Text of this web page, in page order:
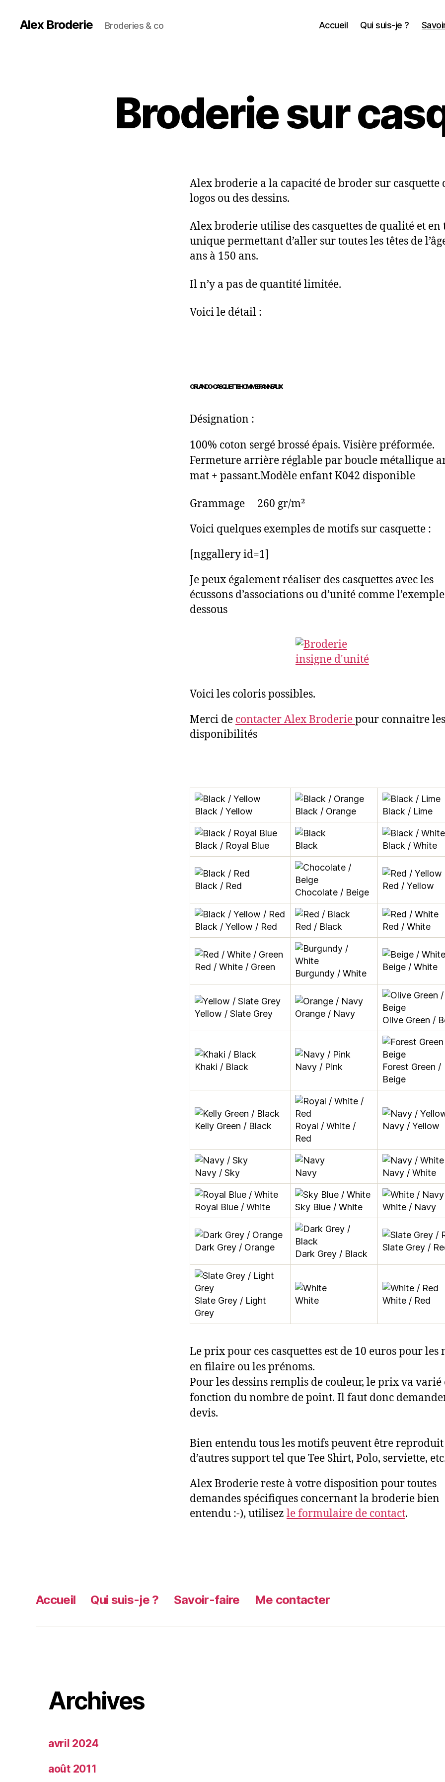
Alex Broderie Broderies & co Accueil Qui suis-je ?
Broderie sur
Alex broderie a la capacité de broder sur casquette
logos ou des dessins.
Alex broderie utilise des casquettes de qualité et
unique permettant d’aller sur toutes les têtes de
ans à 150 ans.
Il n’y a pas de quantité limitée.
Voici le détail :
ORLANDO – CASQUETTE HOMME 6 PANNEAUX
Désignation :
100% coton sergé brossé épais. Visière préformée.
Fermeture arrière réglable par boucle métallique
mat + passant.Modèle enfant K042 disponible
Grammage 260 gr/m²
Voici quelques exemples de motifs sur casquette :
[nggallery id=1]
Je peux également réaliser des casquettes avec les
écussons d’associations ou d’unité comme
dessous
Voici les coloris possibles.
Merci de contacter Alex Broderiepour connaitre les
disponibilités
Black / Yellow Black / Orange Black / Lime
Black / Royal Blue Black Black / White
Black / Red
Chocolate / Beige
Red / Yellow
Black / Yellow / Red Red / Black Red / White
Red / White / Green
Burgundy / White
Beige / White
Yellow / Slate Grey Orange / Navy
Olive Green /
Khaki / Black Navy / Pink
Forest Green /
Beige
Kelly Green / Black
Royal / White /
Red
Navy / Yellow
Navy / Sky Navy Navy / White
Royal Blue / White Sky Blue / White White / Navy
Dark Grey / Orange
Dark Grey / Black
Slate Grey /
Slate Grey / Light
Grey
White White / Red
Le prix pour ces casquettes est de 10 euros pour les
en filaire ou les prénoms.
Pour les dessins remplis de couleur, le prix va varié
fonction du nombre de point. Il faut donc
devis.
Bien entendu tous les motifs peuvent être
d’autres support tel que Tee Shirt, Polo, serviette,
Alex Broderie reste à votre disposition pour toutes
demandes spécifiques concernant la broderie bien
entendu :-), utilisez le formulaire de contact.
Accueil Qui suis-je ? Savoir-faire Me contacter
Archives
avril 2024
août 2011